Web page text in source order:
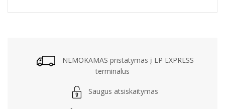
NEMOKAMAS pristatymas į LP EXPRESS
terminalus
Saugus atsiskaitymas